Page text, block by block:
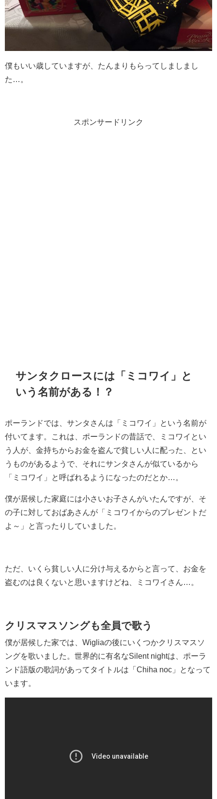
僕もいい歳していますが、たんまりもらってしましまし
た…。
スポンサードリンク
サンタクロースには「ミコワイ」と
いう名前がある！？
ポーランドでは、サンタさんは「ミコワイ」という名前が
付いてます。これは、ポーランドの昔話で、ミコワイとい
う人が、金持ちからお金を盗んで貧しい人に配った、とい
うものがあるようで、それにサンタさんが似ているから
「ミコワイ」と呼ばれるようになったのだとか…。
僕が居候した家庭には小さいお子さんがいたんですが、そ
の子に対しておばあさんが「ミコワイからのプレゼントだ
よ～」と言ったりしていました。
ただ、いくら貧しい人に分け与えるからと言って、お金を
盗むのは良くないと思いますけどね、ミコワイさん…。
クリスマスソングも全員で歌う
僕が居候した家では、Wigliaの後にいくつかクリスマスソ
ングを歌いました。世界的に有名なSilent nightは、ポーラ
ンド語版の歌詞があってタイトルは「Chiha noc」となって
います。